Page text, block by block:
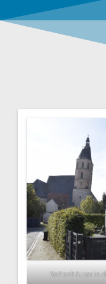
Reihenhäuser in